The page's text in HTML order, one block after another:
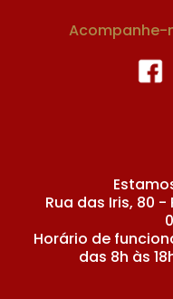
Acompanhe-
Rua das Iris, 80 -
Horário de
das 8h às